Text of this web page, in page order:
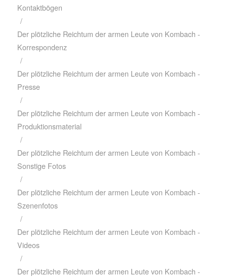
Kontaktbögen
/
Der plötzliche Reichtum der armen Leute von Kombach -
Korrespondenz
/
Der plötzliche Reichtum der armen Leute von Kombach -
Presse
/
Der plötzliche Reichtum der armen Leute von Kombach -
Produktionsmaterial
/
Der plötzliche Reichtum der armen Leute von Kombach -
Sonstige Fotos
/
Der plötzliche Reichtum der armen Leute von Kombach -
Szenenfotos
/
Der plötzliche Reichtum der armen Leute von Kombach -
Videos
/
Der plötzliche Reichtum der armen Leute von Kombach -